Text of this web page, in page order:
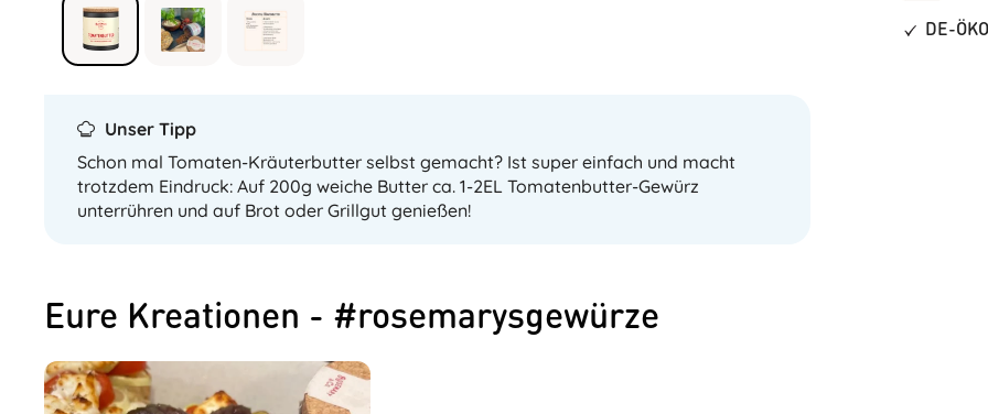
DE-
Unser Tipp
Schon mal Tomaten-Kräuterbutter selbst gemacht? Ist super einfach und macht
trotzdem Eindruck: Auf 200g weiche Butter ca. 1-2EL Tomatenbutter-Gewürz
unterrühren und auf Brot oder Grillgut genießen!
Eure Kreationen - #rosemarysgewürze